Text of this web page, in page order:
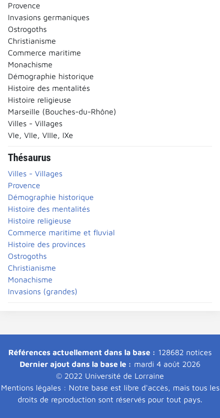
Provence
Invasions germaniques
Ostrogoths
Christianisme
Commerce maritime
Monachisme
Démographie historique
Histoire des mentalités
Histoire religieuse
Marseille (Bouches-du-Rhône)
Villes - Villages
VIe, VIIe, VIIIe, IXe
Thésaurus
Villes - Villages
Provence
Démographie historique
Histoire des mentalités
Histoire religieuse
Commerce maritime et fluvial
Histoire des provinces
Ostrogoths
Christianisme
Monachisme
Invasions (grandes)
Références actuellement dans la base : 128682 notices
Dernier ajout dans la base le : mardi 4 août 2026
© 2022 Université de Lorraine
Mentions légales : Notre base est libre d'accès, mais tous les
droits de reproduction sont réservés pour tout pays.